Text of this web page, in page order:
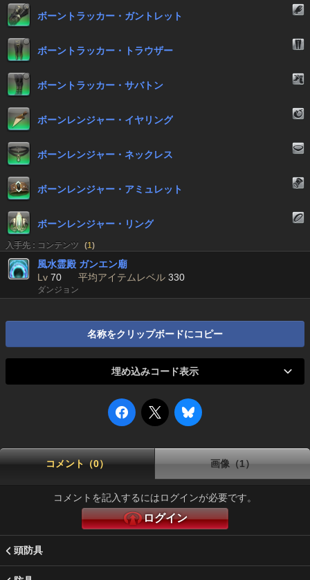
ボーントラッカー・ガントレット
ボーントラッカー・トラウザー
ボーントラッカー・サバトン
ボーンレンジャー・イヤリング
ボーンレンジャー・ネックレス
ボーンレンジャー・アミュレット
ボーンレンジャー・リング
入手先 : コンテンツ (1)
風水霊殿 ガンエン廟
Lv 70 平均アイテムレベル 330
ダンジョン
名称をクリップボードにコピー
埋め込みコード表示
コメント（0） 画像（1）
コメントを記入するにはログインが必要です。
ログイン
頭防具